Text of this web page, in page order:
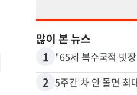
많이 본 뉴스
1
2 5주간 차 안 몰면 최